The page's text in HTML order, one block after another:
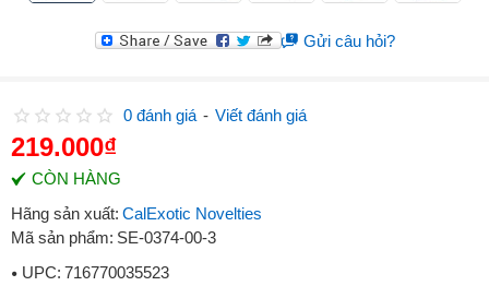
Gửi câu hỏi?
CÒN HÀNG
Hãng sản xuất: CalExotic Novelties
Mã sản phẩm: SE-0374-00-3
UPC: 716770035523
0 đánh giá - Viết đánh giá
219.000₫